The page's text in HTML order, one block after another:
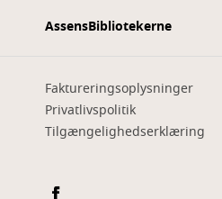
AssensBibliotekerne
Faktureringsoplysninger
Privatlivspolitik
Tilgængelighedserklæring